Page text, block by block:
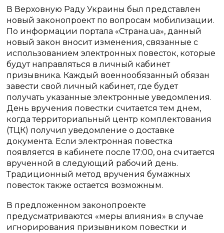
В Верховную Раду Украины был представлен
новый законопроект по вопросам мобилизации.
По информации портала «Страна.ua», данный
новый закон вносит изменения, связанные с
использованием электронных повесток, которые
будут направляться в личный кабинет
призывника. Каждый военнообязанный обязан
завести свой личный кабинет, где будет
получать указанные электронные уведомления.
День вручения повестки считается тем днем,
когда территориальный центр комплектования
(ТЦК) получил уведомление о доставке
документа. Если электронная повестка
появляется в кабинете после 17:00, она считается
врученной в следующий рабочий день.
Традиционный метод вручения бумажных
повесток также остается возможным.
В предложенном законопроекте
предусматриваются «меры влияния» в случае
игнорирования призывником повестки и